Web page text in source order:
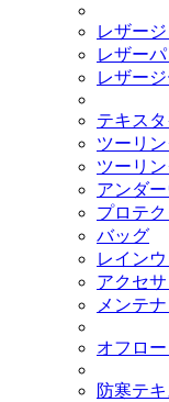
レザー
レザー
レザー
テキス
ツーリ
ツーリ
アンダ
プロテ
バッグ
レイン
アクセ
メンテ
オフロ
防寒テ